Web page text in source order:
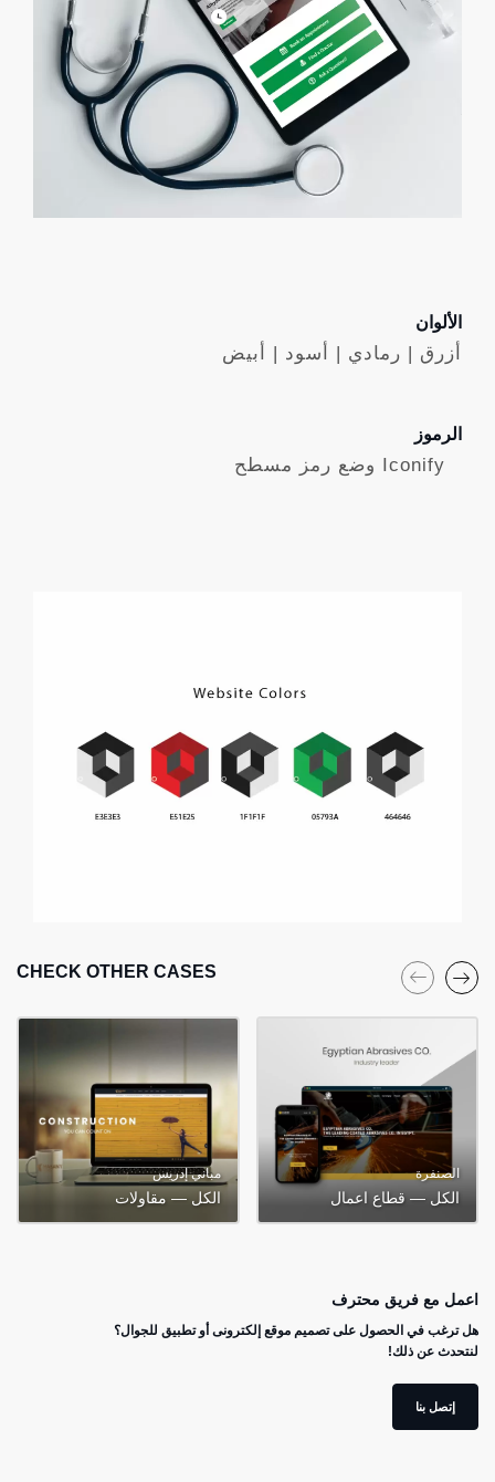
الألوان
أزرق | رمادي | أسود | أبيض
الرموز
Iconify وضع رمز مسطح
CHECK OTHER CASES
الصنفرة
الكل — قطاع اعمال
مباني إدريس
الكل — مقاولات
اعمل مع فريق محترف
هل ترغب في الحصول على تصميم موقع إلكترونى أو تطبيق للجوال؟
لنتحدث عن ذلك!
إتصل بنا